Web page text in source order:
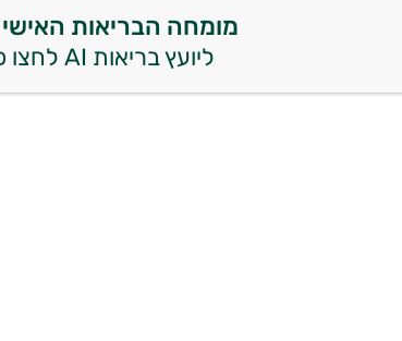
מומחה הבריאות
ליועץ בריאות AI לחצו כאן